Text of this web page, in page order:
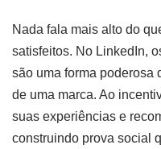
Nada fala mais alto do
satisfeitos. No LinkedIn,
são uma forma poderosa
de uma marca. Ao
suas experiências e
construindo prova social